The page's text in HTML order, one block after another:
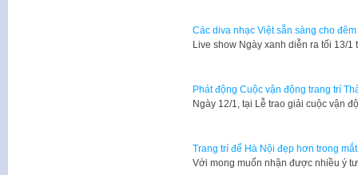
Các diva nhạc Việt sẵn sàng cho
Live show Ngày xanh diễn ra tối 13/
Phát động Cuộc vận động trang trí
Ngày 12/1, tại Lễ trao giải cuộc vận
Trang trí để Hà Nội đẹp hơn trong
Với mong muốn nhận được nhiều ý